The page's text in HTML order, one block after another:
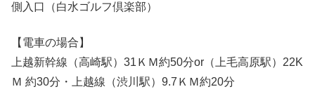
側入口（白水ゴルフ倶楽部）
【電車の場合】
上越新幹線（高崎駅）31ＫＭ約50分or（上毛高原駅）22K
Ｍ 約30分・上越線（渋川駅）9.7ＫＭ約20分